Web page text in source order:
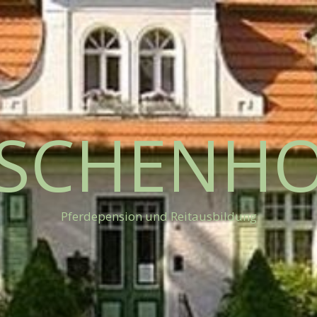
Pferdepension und Reitausbildung